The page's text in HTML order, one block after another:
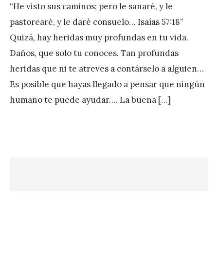
J
A
P
é
r
“He visto sus caminos; pero le sanaré, y le
pastorearé, y le daré consuelo… Isaías 57:18”
Quizá, hay heridas muy profundas en tu vida.
Daños, que solo tu conoces. Tan profundas
heridas que ni te atreves a contárselo a alguien…
Es posible que hayas llegado a pensar que ningún
humano te puede ayudar…. La buena […]